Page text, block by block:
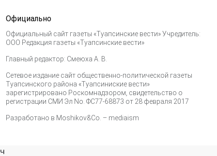
Официально
Официальный сайт газеты «Туапсинские вести» Учредитель:
ООО Редакция газеты «Туапсинские вести»
Главный редактор: Смеюха А. В.
Сетевое издание сайт общественно-политической газеты
Туапсинского района «Туапсиниские вести»
зарегистрировано Роскомнадзором, свидетельство о
регистрации СМИ Эл No. ФС77-68873 от 28 февраля 2017
Разработано в Moshikov&Co. – mediaism
ч